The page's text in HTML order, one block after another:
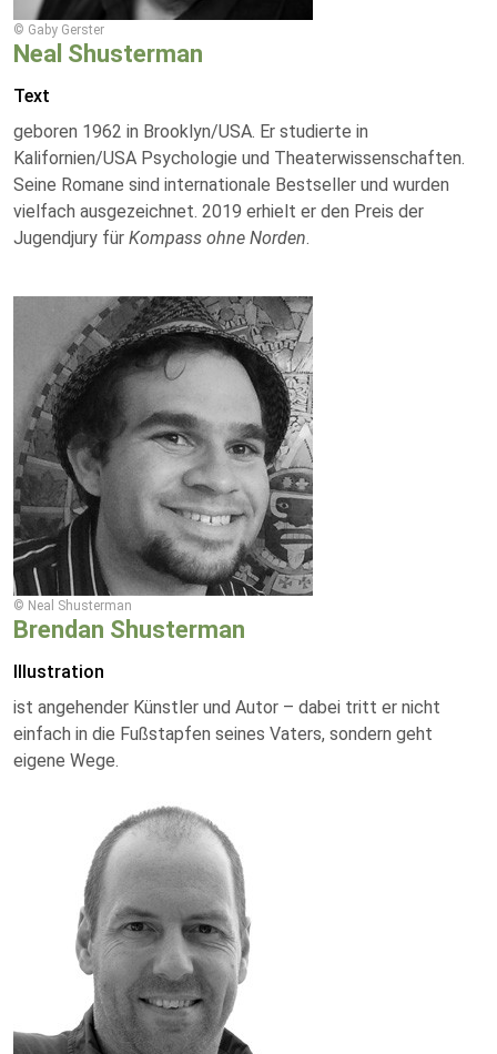
© Gaby Gerster
Neal Shusterman
Text
geboren 1962 in Brooklyn/USA. Er studierte in
Kalifornien/USA Psychologie und Theaterwissenschaften.
Seine Romane sind internationale Bestseller und wurden
vielfach ausgezeichnet. 2019 erhielt er den Preis der
Jugendjury für Kompass ohne Norden.
© Neal Shusterman
Brendan Shusterman
Illustration
ist angehender Künstler und Autor – dabei tritt er nicht
einfach in die Fußstapfen seines Vaters, sondern geht
eigene Wege.